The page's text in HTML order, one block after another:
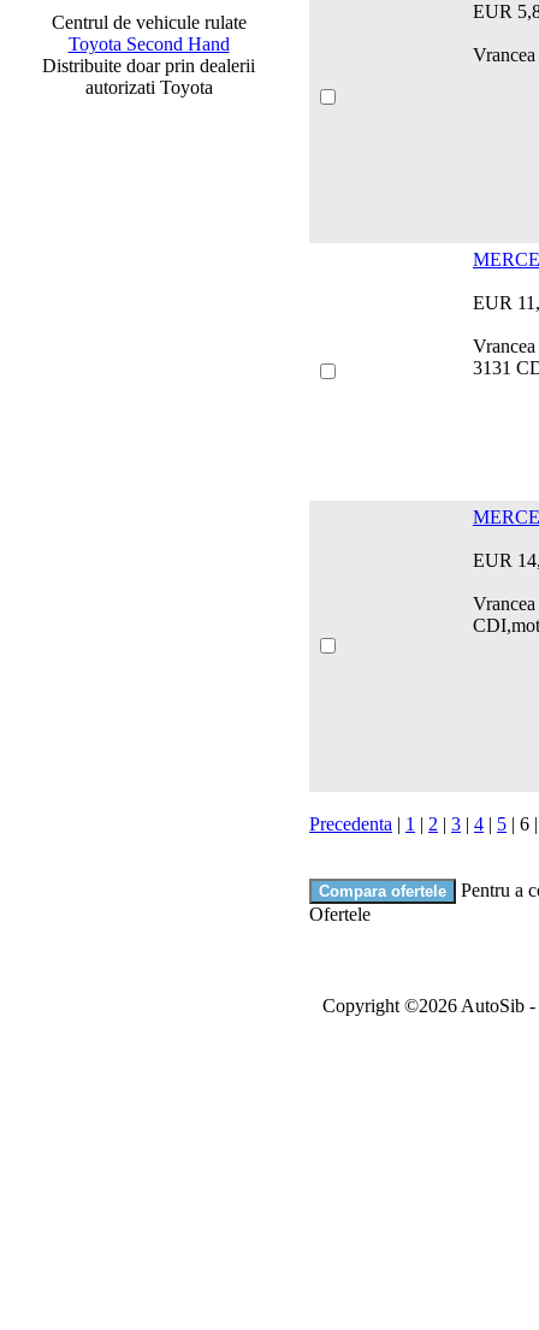
Centrul de vehicule rulate
Toyota Second Hand
Distribuite doar prin dealerii
autorizati Toyota
EUR
EUR
3131
EUR
Precedenta | 1 | 2 | 3 | 4 | 5 | 6
Pentru a
Ofertele
Copyright ©2026 AutoSib -